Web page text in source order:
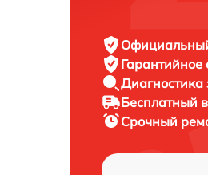
Диагностика
Бесплатный
Срочный